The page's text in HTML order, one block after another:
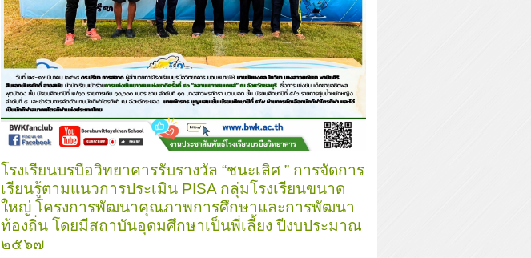
โรงเรียนบรบือวิทยาคารรับรางวัล “ชนะเลิศ ” การจัดการ
เรียนรู้ตามแนวการประเมิน PISA กลุ่มโรงเรียนขนาด
ใหญ่ โครงการพัฒนาคุณภาพการศึกษาและการพัฒนา
ท้องถิ่น โดยมีสถาบันอุดมศึกษาเป็นพี่เลี้ยง ปีงบประมาณ
๒๕๖๗